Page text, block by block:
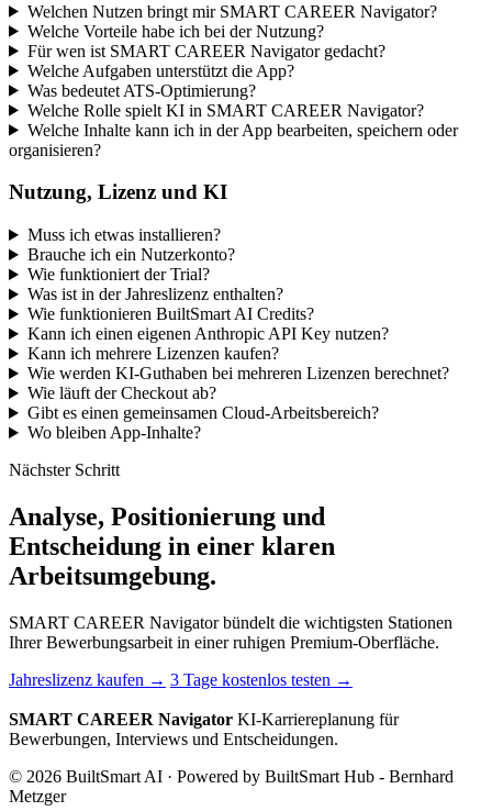
Welchen Nutzen bringt mir SMART CAREER Navigator?
Welche Vorteile habe ich bei der Nutzung?
Für wen ist SMART CAREER Navigator gedacht?
Welche Aufgaben unterstützt die App?
Was bedeutet ATS-Optimierung?
Welche Rolle spielt KI in SMART CAREER Navigator?
Welche Inhalte kann ich in der App bearbeiten, speichern oder
organisieren?
Nutzung, Lizenz und KI
Muss ich etwas installieren?
Brauche ich ein Nutzerkonto?
Wie funktioniert der Trial?
Was ist in der Jahreslizenz enthalten?
Wie funktionieren BuiltSmart AI Credits?
Kann ich einen eigenen Anthropic API Key nutzen?
Kann ich mehrere Lizenzen kaufen?
Wie werden KI-Guthaben bei mehreren Lizenzen berechnet?
Wie läuft der Checkout ab?
Gibt es einen gemeinsamen Cloud-Arbeitsbereich?
Wo bleiben App-Inhalte?
Nächster Schritt
Analyse, Positionierung und
Entscheidung in einer klaren
Arbeitsumgebung.
SMART CAREER Navigator bündelt die wichtigsten Stationen
Ihrer Bewerbungsarbeit in einer ruhigen Premium-Oberfläche.
Jahreslizenz kaufen → 3 Tage kostenlos testen →
SMART CAREER Navigator KI-Karriereplanung für
Bewerbungen, Interviews und Entscheidungen.
© 2026 BuiltSmart AI · Powered by BuiltSmart Hub - Bernhard
Metzger